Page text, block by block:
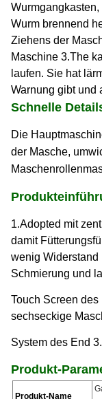
Wurmgangkasten,
Wurm brennend
Ziehens der
Maschine 3.The
laufen. Sie hat
Warnung gibt und
Schnelle
Die
der Masche,
1.Adopted mit
damit
wenig
Schmierung und
Touch Screen
sechseckige
System des End
Produkt-
Produkt-Name